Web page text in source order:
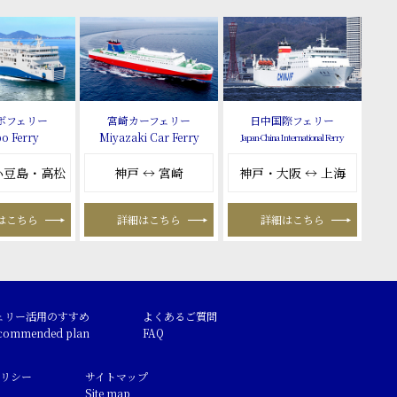
フェリー
Ferry
島・高松
こちら
宮崎カーフェリー
Miyazaki Car Ferry
神戸 ↔ 宮崎
詳細はこちら
日中国際フェリー
Japan-China International Ferry
神戸・大阪 ↔ 上海
詳細はこちら
リー活用のすすめ
plan
よくあるご質問
FAQ
シー
サイトマップ
Site map